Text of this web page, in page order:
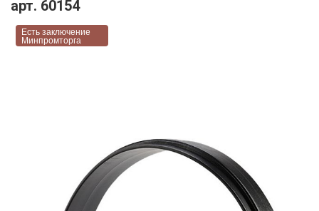
арт. 60154
Есть заключение
Минпромторга